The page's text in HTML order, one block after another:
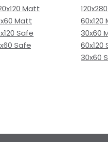
Matt
Matt
Safe
Safe
60x120
30x60
60x120
30x60